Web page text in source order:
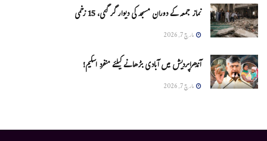
نماز جمعہ کے دوران مسجد کی دیوار گر گئی، 15 زخمی
مارچ 7, 2026
آندھراپردیش میں آبادی بڑھانے کیلئے منفرد اسکیم!
مارچ 7, 2026